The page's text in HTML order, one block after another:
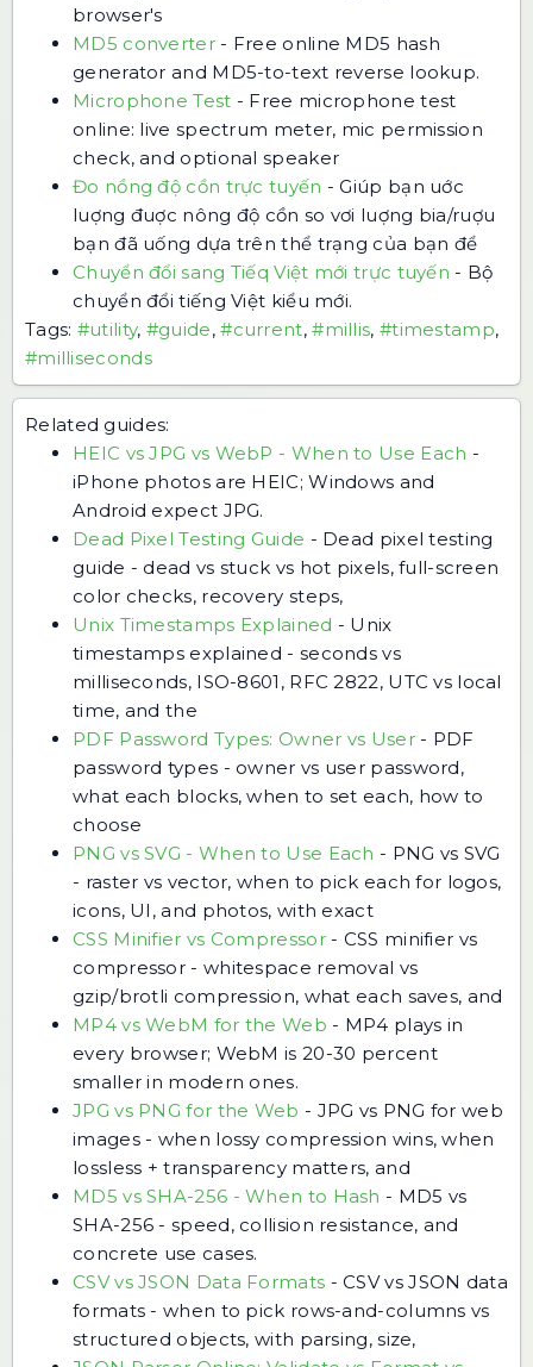
browser's
MD5 converter- Free online MD5 hash
generator and MD5-to-text reverse lookup.
Microphone Test - Free microphone test
online: live spectrum meter, mic permission
check, and optional speaker
Đo nồng độ cồn trực tuyến -Giúp bạn uớc
luợng đuợc nông độ cồn so vơi luợng bia/ruợu
bạn đã uống dựa trên thể trạng của bạn để
Chuyển đổi sang Tiếq Việt mới trực tuyến - Bộ
chuyển đổi tiếng Việt kiểu mới.
Tags: #utility, #guide,#current,#millis, #timestamp,
#milliseconds
Related guides:
HEIC vs JPG vs WebP - When to Use Each -
iPhone photos are HEIC; Windows and
Android expect JPG.
Dead Pixel Testing Guide - Dead pixel testing
guide - dead vs stuck vs hot pixels, full-screen
color checks, recovery steps,
Unix Timestamps Explained - Unix
timestamps explained - seconds vs
milliseconds, ISO-8601, RFC 2822, UTC vs local
time, and the
PDF Password Types: Owner vs User- PDF
password types - owner vs user password,
what each blocks, when to set each, how to
choose
PNG vs SVG - When to Use Each - PNG vs SVG
- raster vs vector, when to pick each for logos,
icons, UI, and photos, with exact
CSS Minifier vs Compressor- CSS minifier vs
compressor - whitespace removal vs
gzip/brotli compression, what each saves, and
MP4 vs WebM for the Web - MP4 plays in
every browser; WebM is 20-30 percent
smaller in modern ones.
JPG vs PNG for the Web - JPG vs PNG for web
images - when lossy compression wins, when
lossless + transparency matters, and
MD5 vs SHA-256 - When to Hash - MD5 vs
SHA-256 - speed, collision resistance, and
concrete use cases.
CSV vs JSON Data Formats -CSV vs JSON data
formats - when to pick rows-and-columns vs
structured objects, with parsing, size,